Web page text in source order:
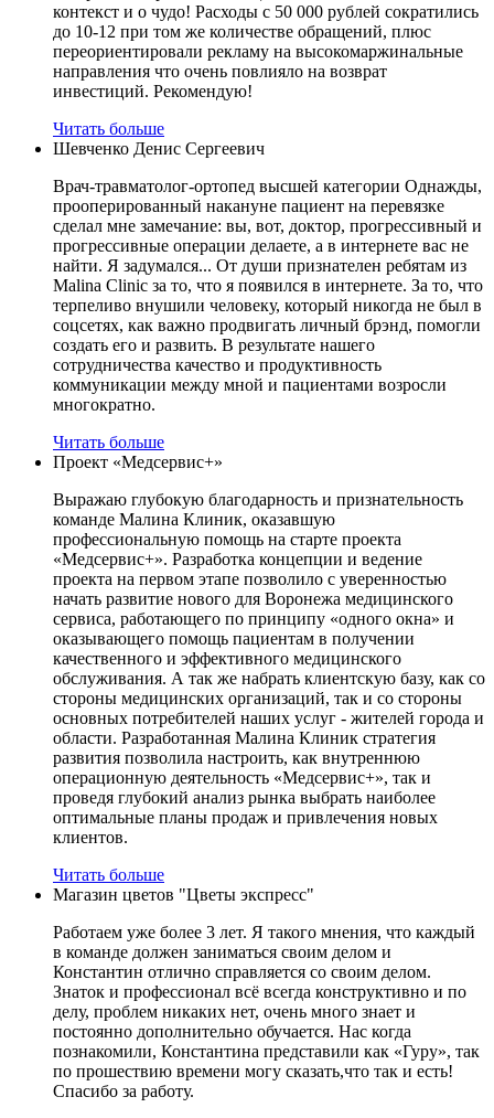
контекст и о чудо! Расходы с 50 000 рублей сократились
до 10-12 при том же количестве обращений, плюс
переориентировали рекламу на высокомаржинальные
направления что очень повлияло на возврат
инвестиций. Рекомендую!
Читать больше
Шевченко Денис Сергеевич
Врач-травматолог-ортопед высшей категории Однажды,
прооперированный накануне пациент на перевязке
сделал мне замечание: вы, вот, доктор, прогрессивный и
прогрессивные операции делаете, а в интернете вас не
найти. Я задумался... От души признателен ребятам из
Malina Clinic за то, что я появился в интернете. За то, что
терпеливо внушили человеку, который никогда не был в
соцсетях, как важно продвигать личный брэнд, помогли
создать его и развить. В результате нашего
сотрудничества качество и продуктивность
коммуникации между мной и пациентами возросли
многократно.
Читать больше
Проект «Медсервис+»
Выражаю глубокую благодарность и признательность
команде Малина Клиник, оказавшую
профессиональную помощь на старте проекта
«Медсервис+». Разработка концепции и ведение
проекта на первом этапе позволило с уверенностью
начать развитие нового для Воронежа медицинского
сервиса, работающего по принципу «одного окна» и
оказывающего помощь пациентам в получении
качественного и эффективного медицинского
обслуживания. А так же набрать клиентскую базу, как со
стороны медицинских организаций, так и со стороны
основных потребителей наших услуг - жителей города и
области. Разработанная Малина Клиник стратегия
развития позволила настроить, как внутреннюю
операционную деятельность «Медсервис+», так и
проведя глубокий анализ рынка выбрать наиболее
оптимальные планы продаж и привлечения новых
клиентов.
Читать больше
Магазин цветов "Цветы экспресс"
Работаем уже более 3 лет. Я такого мнения, что каждый
в команде должен заниматься своим делом и
Константин отлично справляется со своим делом.
Знаток и профессионал всё всегда конструктивно и по
делу, проблем никаких нет, очень много знает и
постоянно дополнительно обучается. Нас когда
познакомили, Константина представили как «Гуру», так
по прошествию времени могу сказать,что так и есть!
Спасибо за работу.